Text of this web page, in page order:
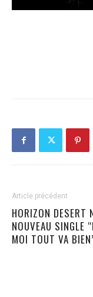
Article précédent
HORIZON DESERT
NOUVEAU SINGLE
MOI TOUT VA